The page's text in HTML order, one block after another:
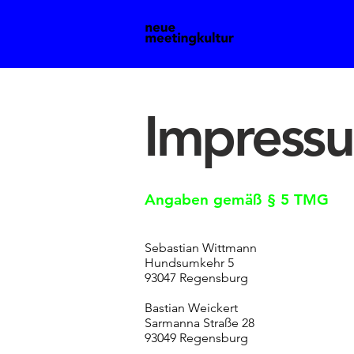
Angaben gemäß § 5 TMG
Sebastian Wittmann
Hundsumkehr 5
93047 Regensburg
Bastian Weickert
Sarmanna Straße 28
93049 Regensburg